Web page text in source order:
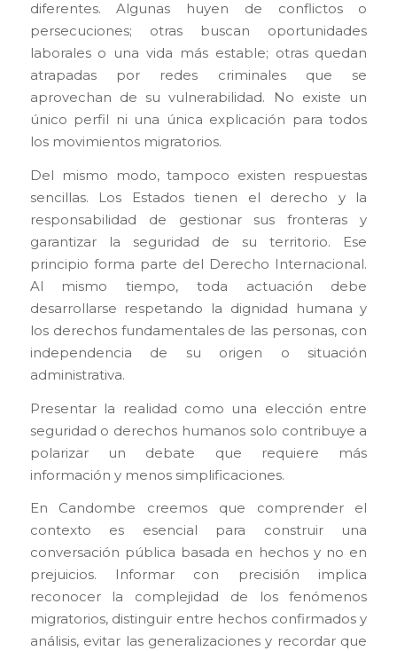
diferentes. Algunas huyen de conflictos o
persecuciones; otras buscan oportunidades
laborales o una vida más estable; otras quedan
atrapadas por redes criminales que se
aprovechan de su vulnerabilidad. No existe un
único perfil ni una única explicación para todos
los movimientos migratorios.
Del mismo modo, tampoco existen respuestas
sencillas. Los Estados tienen el derecho y la
responsabilidad de gestionar sus fronteras y
garantizar la seguridad de su territorio. Ese
principio forma parte del Derecho Internacional.
Al mismo tiempo, toda actuación debe
desarrollarse respetando la dignidad humana y
los derechos fundamentales de las personas, con
independencia de su origen o situación
administrativa.
Presentar la realidad como una elección entre
seguridad o derechos humanos solo contribuye a
polarizar un debate que requiere más
información y menos simplificaciones.
En Candombe creemos que comprender el
contexto es esencial para construir una
conversación pública basada en hechos y no en
prejuicios. Informar con precisión implica
reconocer la complejidad de los fenómenos
migratorios, distinguir entre hechos confirmados y
análisis, evitar las generalizaciones y recordar que